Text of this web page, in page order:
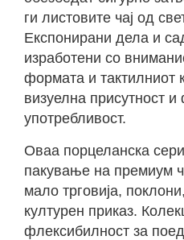
ги листовите чaj од
Експонирани дела и
изработени со
формата и тактилниот
визуелна присутност
употребливост.
Оваа порцеланска
пакување на премиум
мало трговија,
културен приказ.
флексибилност за